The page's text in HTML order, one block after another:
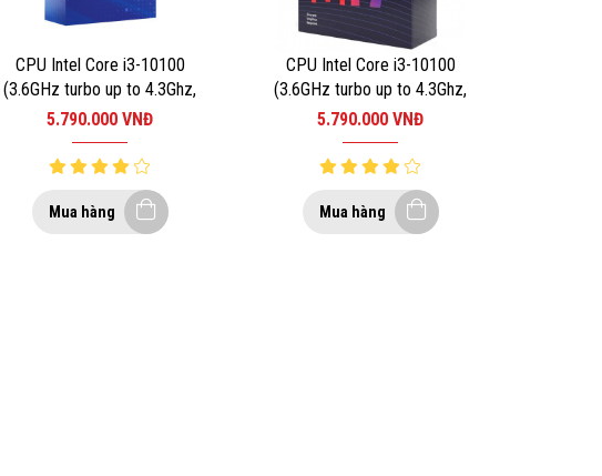
CPU Intel Core i3-10100
(3.6GHz turbo up to 4.3Ghz,
4 nhân 8 luồng, 6MB Cache,
65W) – Socket Intel LGA
1200
5.790.000VNĐ
Mua hàng
CPU Intel Core i3-10100
(3.6GHz turbo up to 4.3Ghz,
4 nhân 8 luồng, 6MB Cache,
65W) – Socket Intel LGA
1200
5.790.000VNĐ
Mua hàng